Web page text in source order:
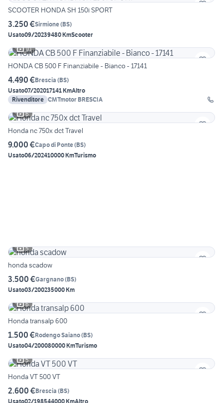
SCOOTER HONDA SH 150i SPORT
3.250 €Sirmione(BS)
Usato09/20239480 KmScooter
10
HONDA CB 500 F Finanziabile - Bianco - 17141
4.490 €Brescia (BS)
Usato07/202017141 KmAltro
Rivenditore CMTmotor BRESCIA
6
Honda nc 750x dct Travel
9.000 €Capo di Ponte(BS)
Usato06/202410000 KmTurismo
5
honda scadow
3.500 €Gargnano(BS)
Usato03/200235000 Km
6
Honda transalp 600
1.500 €Rodengo Saiano(BS)
Usato04/200080000 KmTurismo
5
Honda VT 500 VT
2.600 €Brescia (BS)
Usato02/198544000 KmAltro